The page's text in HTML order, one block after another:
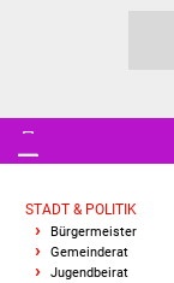
STADT & POLITIK
Bürgermeister
Gemeinderat
Jugendbeirat